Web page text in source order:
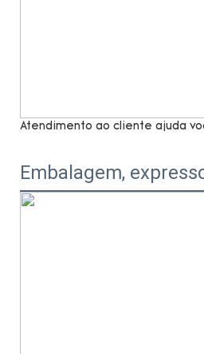
Atendimento ao cliente ajuda
Embalagem,